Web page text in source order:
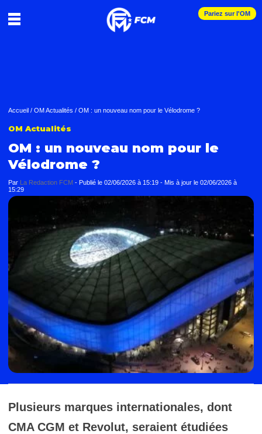
Pariez sur l'OM
Accueil / OM Actualités / OM : un nouveau nom pour le Vélodrome ?
OM Actualités
OM : un nouveau nom pour le
Vélodrome ?
Par La Redaction FCM - Publié le 02/06/2026 à 15:19 - Mis à jour le 02/06/2026 à
15:29
Plusieurs marques internationales, dont
CMA CGM et Revolut, seraient étudiées